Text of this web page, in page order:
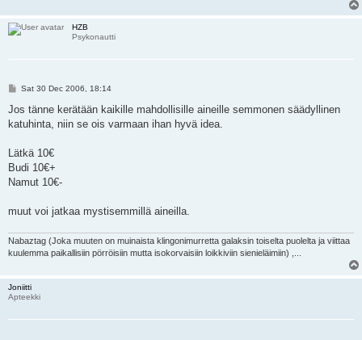
HZB
Psykonautti
P
s
Sat 30 Dec 2006, 18:14
Jos tänne kerätään kaikille mahdollisille aineille semmonen säädyllinen
katuhinta, niin se ois varmaan ihan hyvä idea.
Lätkä 10€
Budi 10€+
Namut 10€-
muut voi jatkaa mystisemmillä aineilla.
Nabaztag (Joka muuten on muinaista klingonimurretta galaksin toiselta puolelta ja viittaa
kuulemma paikallisiin pörröisiin mutta isokorvaisiin loikkiviin sienieläimiin) ,...
Joniitti
Apteekki